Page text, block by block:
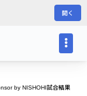
開く
by NISHOHI試合結果